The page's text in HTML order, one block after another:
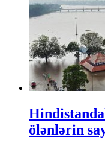
ölənlərin